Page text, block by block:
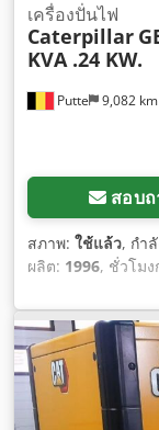
Putte 9,082 km
เครื่องปั่นไฟ
Caterpillar
KVA .24 KW.
สอบ
สภาพ: ใช้แล้ว, กำ
ผลิต: 1996, ชั่วโมง